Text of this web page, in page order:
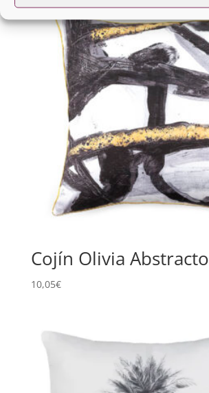
Cojín Olivia Abstracto
10,05€